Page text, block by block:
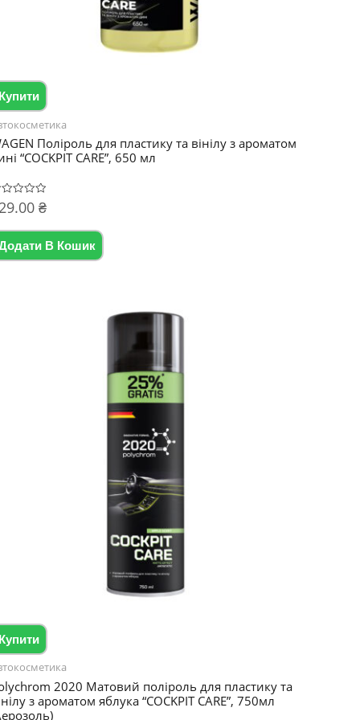
Купити
Поліроль для пластику та вінілу з ароматом
“COCKPIT CARE”, 650 мл
₴
В Кошик
Купити
2020 Матовий поліроль для пластику та
з ароматом яблука “COCKPIT CARE”, 750мл